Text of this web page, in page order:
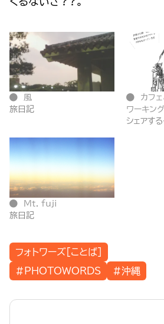
風
旅日記
カフ
ワーキン
シェアす
Mt. fuji
旅日記
フォトワーズ[ことば]
#PHOTOWORDS
#沖縄